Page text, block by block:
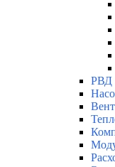
РВД